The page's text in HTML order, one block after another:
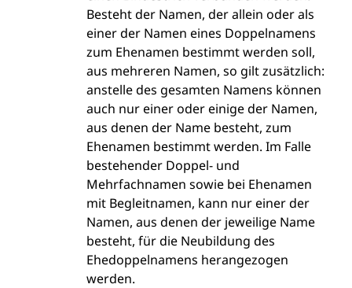
Besteht der Namen, der allein oder als
einer der Namen eines Doppelnamens
zum Ehenamen bestimmt werden soll,
aus mehreren Namen, so gilt zusätzlich:
anstelle des gesamten Namens können
auch nur einer oder einige der Namen,
aus denen der Name besteht, zum
Ehenamen bestimmt werden. Im Falle
bestehender Doppel- und
Mehrfachnamen sowie bei Ehenamen
mit Begleitnamen, kann nur einer der
Namen, aus denen der jeweilige Name
besteht, für die Neubildung des
Ehedoppelnamens herangezogen
werden.